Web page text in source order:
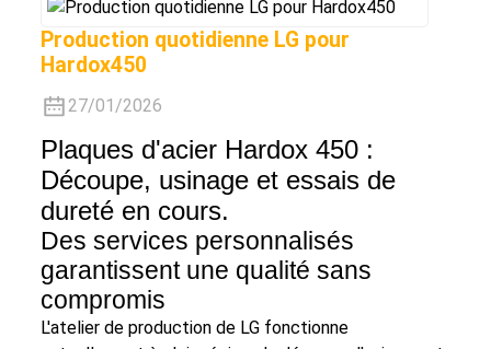
Production quotidienne LG pour
Hardox450
27/01/2026
Plaques d'acier Hardox 450 :
Découpe, usinage et essais de
dureté en cours.
Des services personnalisés
garantissent une qualité sans
compromis
L'atelier de production de LG fonctionne